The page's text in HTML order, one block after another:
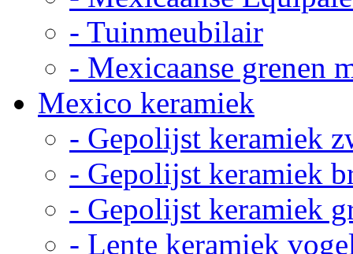
- Tuinmeubilair
- Mexicaanse grenen
Mexico keramiek
- Gepolijst keramiek
- Gepolijst keramiek
- Gepolijst keramiek
- Lente keramiek